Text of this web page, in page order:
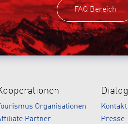
FAQ Bereich
Tourismus Organisationen
Partner
Dialog
Kontakt
Presse